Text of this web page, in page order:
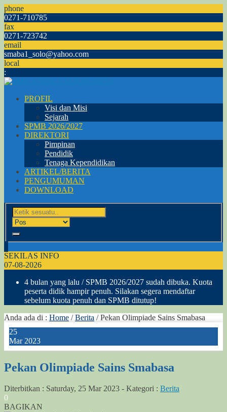
phone
0271-710785
fax
0271-723742
email
smaba1_solo@yahoo.com
local
:
PROFIL
Visi dan Misi
Sejarah
SPMB 2026/2027
DIREKTORI
Pimpinan
Pendidik
Tenaga Kependidikan
ARTIKEL/BERITA
PENGUMUMAN
DOWNLOAD
SEKILAS INFO
07-08-2026
4 bulan yang lalu / SPMB 2026/2027 sudah dibuka. Kuota
peserta didik hampir penuh. Silakan segera mendaftar
sebelum kuota penuh dan SPMB ditutup!
Anda ada di : Home /Berita /Pekan Olimpiade Sains Smabasa
25
Mar 2023
Pekan Olimpiade Sains Smabasa
Diterbitkan : Saturday, 25 Mar 2023 - Kategori : Berita
0
BAGIKAN